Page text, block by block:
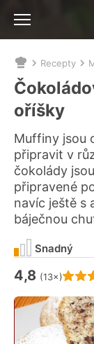
Nacházíte
se
zde:
Recepty
oříšky
Muffiny jsou
připravit v
čokolády
připravené
navíc ještě s
báječnou
Hodnocení
4,8 (13×)
Snadný